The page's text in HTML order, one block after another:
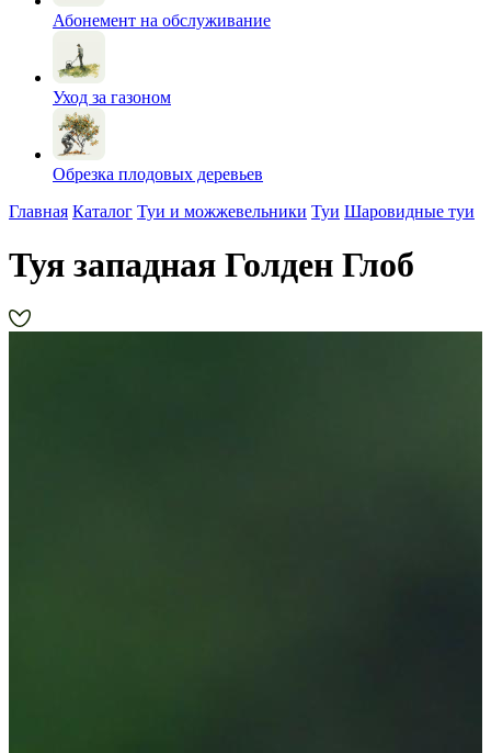
Абонемент на обслуживание
Уход за газоном
Обрезка плодовых деревьев
Главная Каталог Туи и можжевельники Туи Шаровидные туи
Туя западная Голден Глоб